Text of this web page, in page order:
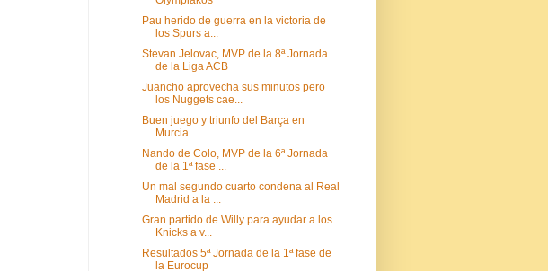
Pau herido de guerra en la victoria de
los Spurs a...
Stevan Jelovac, MVP de la 8ª Jornada
de la Liga ACB
Juancho aprovecha sus minutos pero
los Nuggets cae...
Buen juego y triunfo del Barça en
Murcia
Nando de Colo, MVP de la 6ª Jornada
de la 1ª fase ...
Un mal segundo cuarto condena al Real
Madrid a la ...
Gran partido de Willy para ayudar a los
Knicks a v...
Resultados 5ª Jornada de la 1ª fase de
la Eurocup